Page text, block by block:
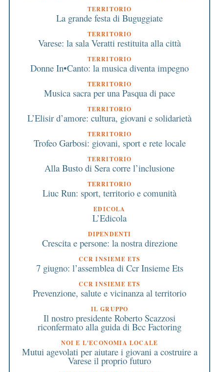
TERRITORIO
La grande festa di Buguggiate
TERRITORIO
Varese: la sala Veratti restituita alla città
TERRITORIO
Donne In•Canto: la musica diventa impegno
TERRITORIO
Musica sacra per una Pasqua di pace
TERRITORIO
L’Elisir d’amore: cultura, giovani e solidarietà
TERRITORIO
Trofeo Garbosi: giovani, sport e rete locale
TERRITORIO
Alla Busto di Sera corre l’inclusione
TERRITORIO
Liuc Run: sport, territorio e comunità
EDICOLA
L’Edicola
DIPENDENTI
Crescita e persone: la nostra direzione
CCR INSIEME ETS
7 giugno: l’assemblea di Ccr Insieme Ets
CCR INSIEME ETS
Prevenzione, salute e vicinanza al territorio
IL GRUPPO
Il nostro presidente Roberto Scazzosi
riconfermato alla guida di Bcc Factoring
NOI E L'ECONOMIA LOCALE
Mutui agevolati per aiutare i giovani a costruire a
Varese il proprio futuro